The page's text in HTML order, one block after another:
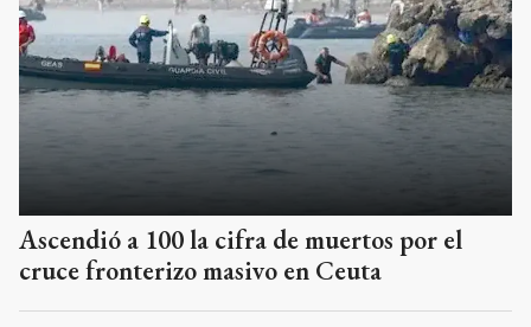
Ascendió a 100 la cifra de muertos por el
cruce fronterizo masivo en Ceuta